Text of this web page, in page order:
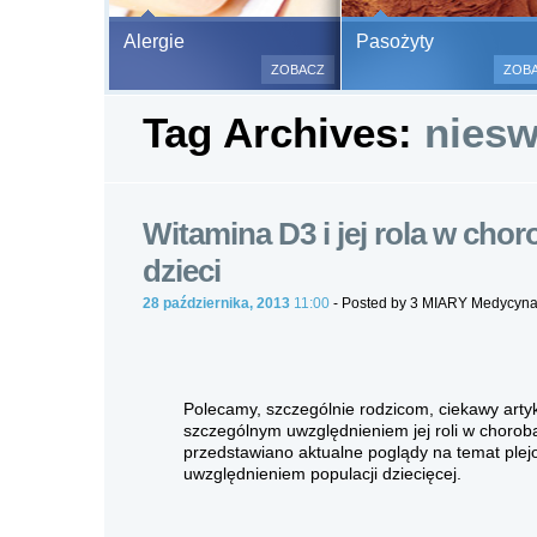
Alergie
Bezbolesne
500
odczulające.
Testy są
(bez
ZOBACZ
Pasożyty
Tag Archives:
Witamina D3 i jej rola w
dzieci
28 października, 2013 11:00 - Posted by 3 MIARY
Polecamy, szczególnie rodzicom, ciekawy
szczególnym uwzględnieniem jej roli w
przedstawiano aktualne poglądy na temat
uwzględnieniem populacji dziecięcej.